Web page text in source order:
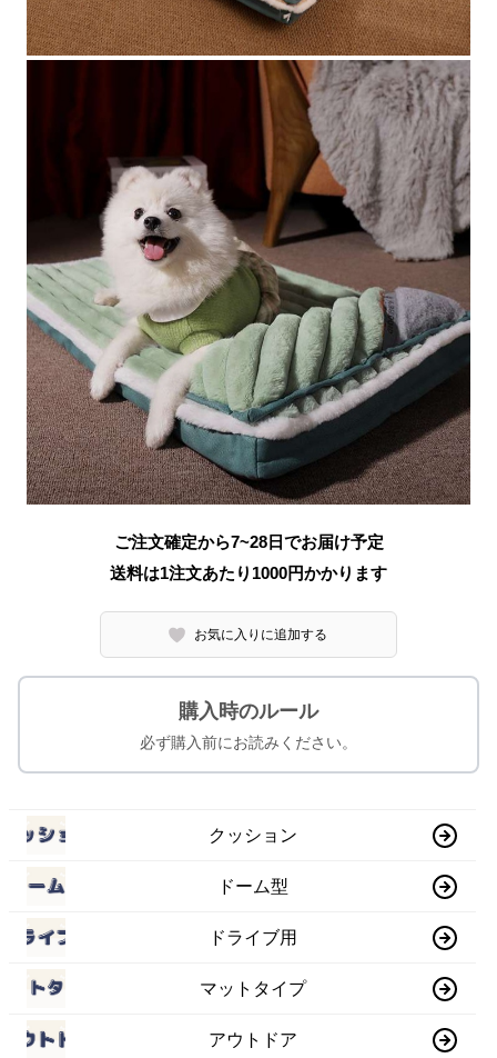
ご注文確定から7~28日でお届け予定
送料は1注文あたり 1000円かかります
お気に入りに追加する
購入時のルール
必ず購入前にお読みください。
クッション
ドーム型
ドライブ用
マットタイプ
アウトドア